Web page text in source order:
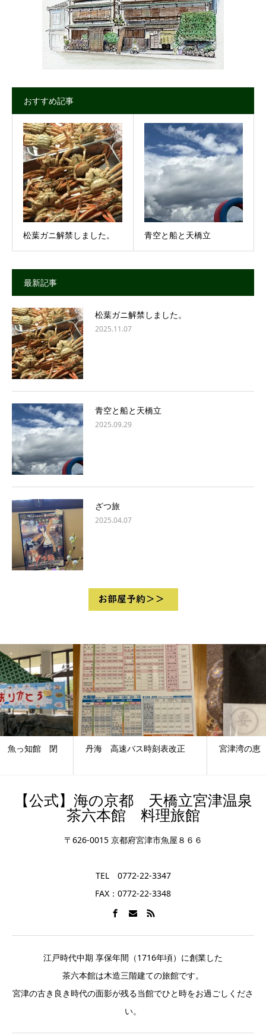
おすすめ記事
松葉ガニ解禁しました。 青空と船と天橋立
最新記事
松葉ガニ解禁しました。
2025.11.07
青空と船と天橋立
2025.09.29
ざつ旅
2025.04.07
丹海 高速バス時刻表改正 宮津湾の恵
【公式】海の京都 天橋立宮津温泉
茶六本館 料理旅館
〒626-0015 京都府宮津市魚屋８６６
TEL 0772-22-3347
FAX：0772-22-3348
江戸時代中期 享保年間（1716年頃）に創業した
茶六本館は木造三階建ての旅館です。
宮津の古き良き時代の面影が残る当館でひと時をお過ごしくださ
い。